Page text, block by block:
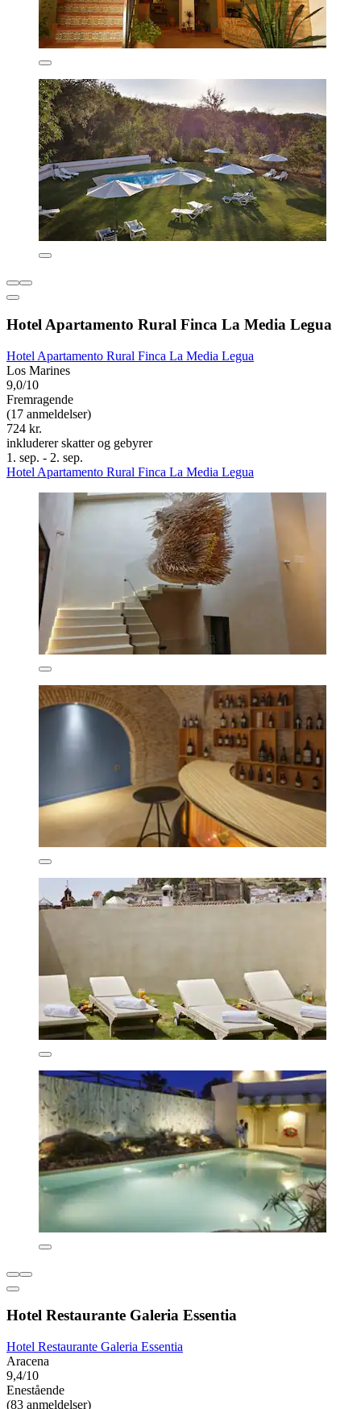
Hotel Apartamento Rural Finca La Media Legua
Hotel Apartamento Rural Finca La Media Legua
Los Marines
9,0/10
Fremragende
(17 anmeldelser)
724 kr.
inkluderer skatter og gebyrer
1. sep. - 2. sep.
Hotel Apartamento Rural Finca La Media Legua
Hotel Restaurante Galeria Essentia
Hotel Restaurante Galeria Essentia
Aracena
9,4/10
Enestående
(83 anmeldelser)